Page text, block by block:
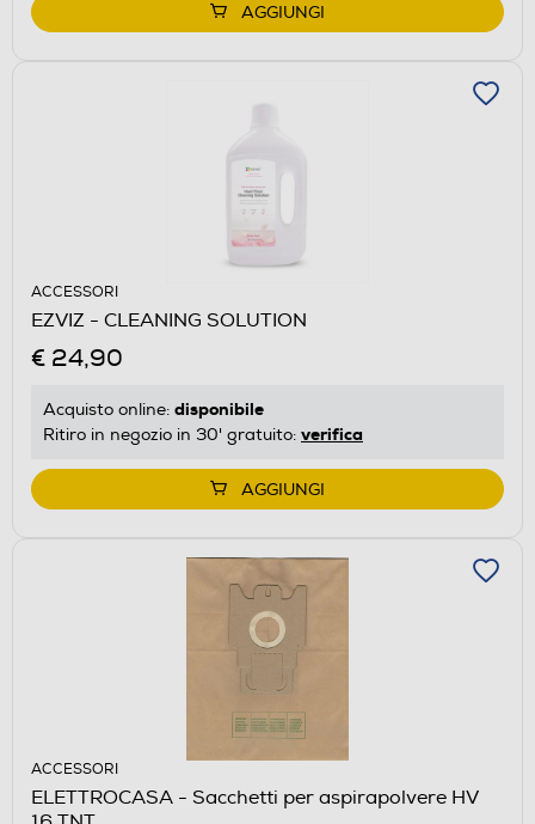
AGGIUNGI
ACCESSORI
EZVIZ - CLEANING SOLUTION
€ 24,90
Acquisto online: disponibile
Ritiro in negozio in 30' gratuito: verifica
AGGIUNGI
ACCESSORI
ELETTROCASA - Sacchetti per aspirapolvere HV